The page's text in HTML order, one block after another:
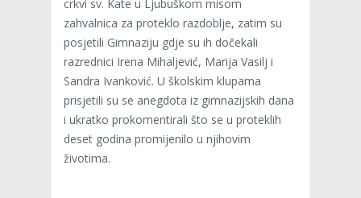
crkvi sv. Kate u Ljubuškom misom
zahvalnica za proteklo razdoblje, zatim su
posjetili Gimnaziju gdje su ih dočekali
razrednici Irena Mihaljević, Marija Vasilj i
Sandra Ivanković. U školskim klupama
prisjetili su se anegdota iz gimnazijskih dana
i ukratko prokomentirali što se u proteklih
deset godina promijenilo u njihovim
životima.